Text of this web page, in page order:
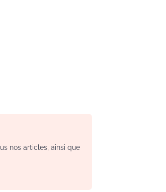
nos articles, ainsi que